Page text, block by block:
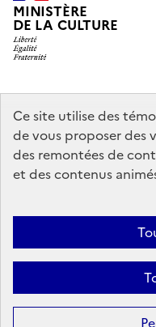
Ce site utilise des
de vous proposer des
des remontées de
et des contenus
MINISTÈRE
DE LA CULTURE
data.gouv.fr
service-public.gouv.fr
Contact Mentions légales
Politique générale de
des témoins de connexion
Sauf mention contraire, tous